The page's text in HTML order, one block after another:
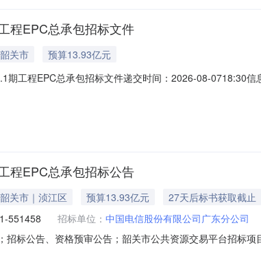
程EPC总承包招标文件
关市
预算13.93亿元
期工程EPC总承包招标文件递交时间：2026-08-0718:30
澄清时间是否延期延期后开标时间延期后开标地点对文件澄
程EPC总承包招标公告
关市｜浈江区 预算13.93亿元 27天后标书获取截止
551458 招标单位： 中国电信股份有限公司广东分公司
招标公告、资格预审公告；韶关市公共资源交易平台招标